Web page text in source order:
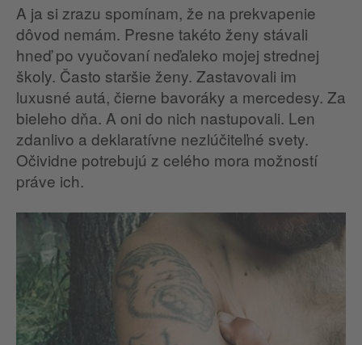
A ja si zrazu spomínam, že na prekvapenie
dôvod nemám. Presne takéto ženy stávali
hneď po vyučovaní neďaleko mojej strednej
školy. Často staršie ženy. Zastavovali im
luxusné autá, čierne bavoráky a mercedesy. Za
bieleho dňa. A oni do nich nastupovali. Len
zdanlivo a deklaratívne nezlúčiteľné svety.
Očividne potrebujú z celého mora možností
práve ich.